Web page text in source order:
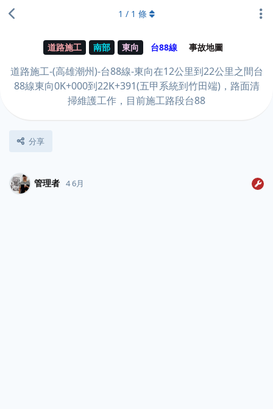
道路施工 南部 東向 台88線 事故地圖
道路施工-(高雄潮州)-台88線-東向在12公里到22公里之間台
88線東向0K+000到22K+391(五甲系統到竹田端)，路面清
掃維護工作，目前施工路段台88
分享
1 / 1 條
管理者 4 6月